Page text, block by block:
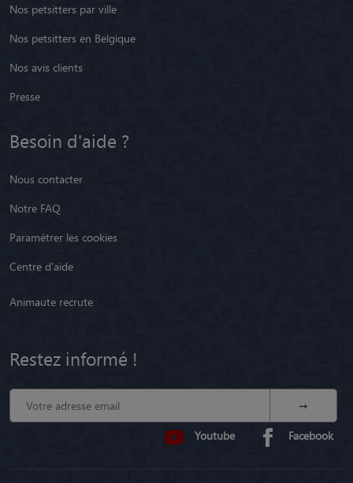
Nos petsitters par ville
Nos petsitters en Belgique
Nos avis clients
Presse
Besoin d'aide ?
Nous contacter
Notre FAQ
Paramétrer les cookies
Centre d'aide
Animaute recrute
Restez informé !
Youtube Facebook